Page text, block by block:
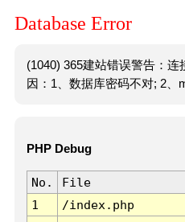
Database Error
(1040) 365建站错误警告：
因：1、数据库密码不对; 2、
PHP Debug
No. File
1
/index.php